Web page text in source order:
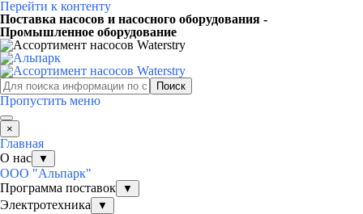
Перейти к контенту
Поставка насосов и насосного оборудования -
Промышленное оборудование
Поиск
Пропустить меню
×
Главная
О нас
▼
ООО "Альпарк"
Программа поставок
▼
Электротехника ▼